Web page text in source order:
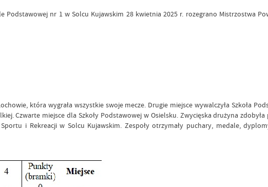
Podstawowej nr 1 w Solcu Kujawskim 28 kwietnia 2025 r. rozegrano Mistrzostwa
która wygrała wszystkie swoje mecze. Drugie miejsce wywalczyła Szkoła
Czwarte miejsce dla Szkoły Podstawowej w Osielsku. Zwycięska drużyna
i Rekreacji w Solcu Kujawskim. Zespoły otrzymały puchary, medale,